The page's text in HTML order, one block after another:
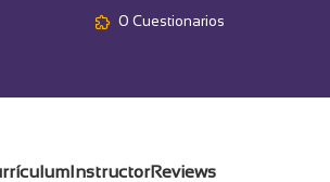
0 Cuestionarios
InstructorReviews